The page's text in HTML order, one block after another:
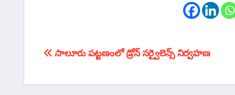
టపా
సాలూరు పట్టణంలో డ్రోన్ సర్వైలెన్స్ నిర్వహణ